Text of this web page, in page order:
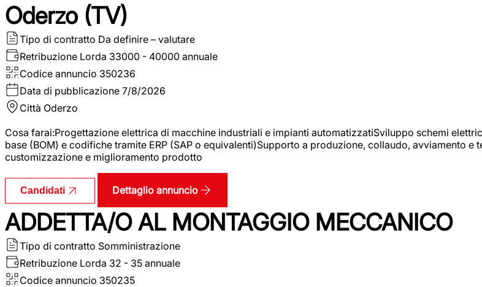
Oderzo (TV)
Tipo di contratto Da definire – valutare
Retribuzione Lorda 33000 - 40000 annuale
Codice annuncio 350236
Data di pubblicazione 7/8/2026
Città Oderzo
Cosa farai:Progettazione elettrica di macchine industriali e impianti automatizzatiSviluppo schemi
base (BOM) e codifiche tramite ERP (SAP o equivalenti)Supporto a produzione, collaudo, avviamento
customizzazione e miglioramento prodotto
Candidati Dettaglio annuncio
ADDETTA/O AL MONTAGGIO MECCANICO
Tipo di contratto Somministrazione
Retribuzione Lorda 32 - 35 annuale
Codice annuncio 350235